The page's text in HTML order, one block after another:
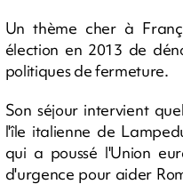
Un thème cher à
élection en 2013 de
politiques de fermeture.
Son séjour intervient
l'île italienne de
qui a poussé l'Union
d'urgence pour aider